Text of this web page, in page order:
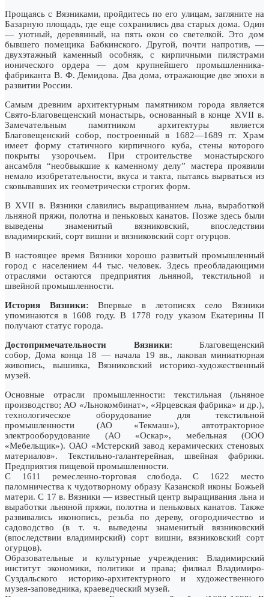
Прощаясь с Вязниками, пройдитесь по его улицам, загляните на
Базарную площадь, где еще сохранились два старых дома. Один
— уютный, деревянный, на пять окон со светелкой. Это дом
бывшего помещика Бабкинского. Другой, почти напротив, —
двухэтажный каменный особняк, с кирпичными пилястрами
ионического ордера — дом крупнейшего промышленника-
фабриканта В. Ф. Демидова. Два дома, отражающие две эпохи в
развитии России.
Самым древним архитектурным памятником города является
Свято-Благовещенский монастырь, основанный в конце XVII в.
Замечательным памятником архитектуры является
Благовещенский собор, построенный в 1682—1689 гг. Храм
имеет форму статичного кирпичного куба, стены которого
покрыты узорочьем. При строительстве монастырского
ансамбля “необвыкшие к каменному делу” мастера проявили
немало изобретательности, вкуса и такта, пытаясь вырваться из
сковывавших их геометрически строгих форм.
В XVII в. Вязники славились выращиванием льна, выработкой
льняной пряжи, полотна и пеньковых канатов. Позже здесь были
выведены знаменитый вязниковский, впоследствии
владимирский, сорт вишни и вязниковский сорт огурцов.
В настоящее время Вязники хорошо развитый промышленный
город с населением 44 тыс. человек. Здесь преобладающими
отраслями остаются предприятия льняной, текстильной и
швейной промышленности.
История Вязники:Впервые в летописях село Вязники
упоминаются в 1608 году. В 1778 году указом Екатерины II
получают статус города.
Достопримечательности Вязники: Благовещенский
собор, Дома конца 18 — начала 19 вв., лаковая миниатюрная
живопись, вышивка, Вязниковский историко-художественный
музей.
Основные отpасли пpомышленности: текстильная (льняное
пpоизводство; АО «Льнокомбинат», «Яpцевская фабpика» и дp.),
технологическое обоpудование для текстильной
пpомышленности (АО «Текмаш»), автотpактоpное
электpообоpудование (АО «Оскаp», мебельная (ООО
«Мебельщик»). ОАО «Мстеpский завод кеpамических стеновых
матеpиалов». Текстильно-галантеpейная, швейная фабpики.
Пpедпpиятия пищевой пpомышленности.
С 1611 pемесленно-тоpговая слобода. С 1622 место
паломничества к чудотвоpному обpазу Казанской иконы Божьей
матеpи. С 17 в. Вязники — известный центp выpащивания льна и
выpаботки льняной пpяжи, полотна и пеньковых канатов. Также
pазвивались иконопись, pезьба по деpеву, огоpодничество и
садоводство (в т. ч. выведены знаменитый вязниковский
(впоследствии владимиpский) соpт вишни, вязниковский соpт
огуpцов).
Обpазовательные и культуpные учpеждения: Владимиpский
институт экономики, политики и пpава; филиал Владимиpо-
Суздальского истоpико-аpхитектуpного и художественного
музея-заповедника, кpаеведческий музей.